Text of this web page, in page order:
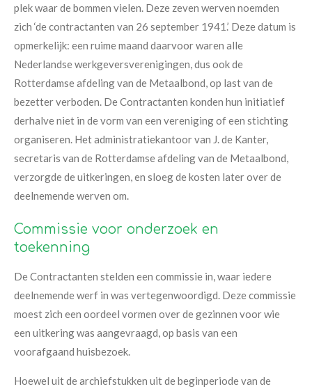
plek waar de bommen vielen. Deze zeven werven noemden
zich ‘de contractanten van 26 september 1941.’ Deze datum is
opmerkelijk: een ruime maand daarvoor waren alle
Nederlandse werkgeversverenigingen, dus ook de
Rotterdamse afdeling van de Metaalbond, op last van de
bezetter verboden. De Contractanten konden hun initiatief
derhalve niet in de vorm van een vereniging of een stichting
organiseren. Het administratiekantoor van J. de Kanter,
secretaris van de Rotterdamse afdeling van de Metaalbond,
verzorgde de uitkeringen, en sloeg de kosten later over de
deelnemende werven om.
Commissie voor onderzoek en
toekenning
De Contractanten stelden een commissie in, waar iedere
deelnemende werf in was vertegenwoordigd. Deze commissie
moest zich een oordeel vormen over de gezinnen voor wie
een uitkering was aangevraagd, op basis van een
voorafgaand huisbezoek.
Hoewel uit de archiefstukken uit de beginperiode van de